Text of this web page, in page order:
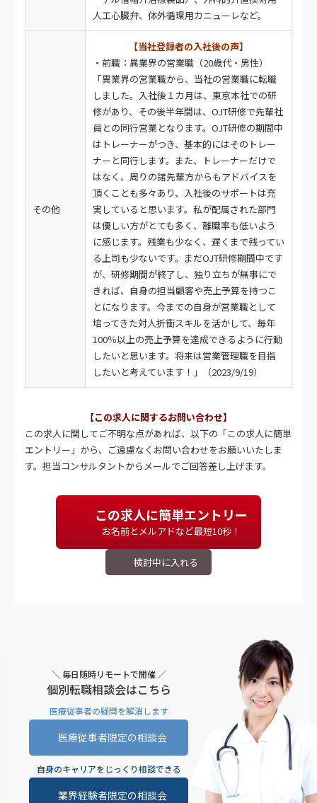
人工心臓弁、体外循環用カニューレなど。
その他
【当社登録者の入社後の声】
・前職：異業界の営業職（20歳代・男性）
「異業界の営業職から、当社の営業職に転職
しました。入社後１カ月は、東京本社での研
修があり、その後半年間は、OJT研修で先輩社
員との同行営業となります。OJT研修の期間中
はトレーナーがつき、基本的にはそのトレー
ナーと同行します。また、トレーナーだけで
はなく、周りの諸先輩方からもアドバイスを
頂くことも多々あり、入社後のサポートは充
実していると思います。私が配属された部門
は優しい方がとても多く、離職率も低いよう
に感じます。残業も少なく、遅くまで残ってい
る上司も少ないです。まだOJT研修期間中です
が、研修期間が終了し、独り立ちが無事にで
きれば、自身の担当顧客や売上予算を持つこ
とになります。今までの自身が営業職として
培ってきた対人折衝スキルを活かして、毎年
100％以上の売上予算を達成できるように行動
したいと思います。将来は営業管理職を目指
したいと考えています！」（2023/9/19）
【この求人に関するお問い合わせ】
この求人に関してご不明な点があれば、以下の「この求人に簡単
エントリー」から、ご遠慮なくお問い合わせをお願いいたしま
す。担当コンサルタントからメールでご回答差し上げます。
この求人に簡単エントリー
お名前とメルアドなど最短10秒！
＼ 毎日随時リモートで開催 ／
個別転職相談会はこちら
医療従事者の疑問を解消します
医療従事者限定の相談会
自身のキャリアをじっくり相談できる
業界経験者限定の相談会